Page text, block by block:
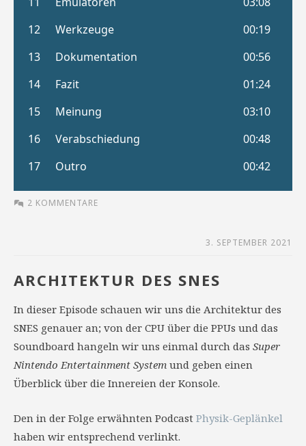
2 KOMMENTARE
3. SEPTEMBER 2021
ARCHITEKTUR DES SNES
In dieser Episode schauen wir uns die Architektur des
SNES genauer an; von der CPU über die PPUs und das
Soundboard hangeln wir uns einmal durch das Super
Nintendo Entertainment System und geben einen
Überblick über die Innereien der Konsole.
Den in der Folge erwähnten Podcast Physik-Geplänkel
haben wir entsprechend verlinkt.